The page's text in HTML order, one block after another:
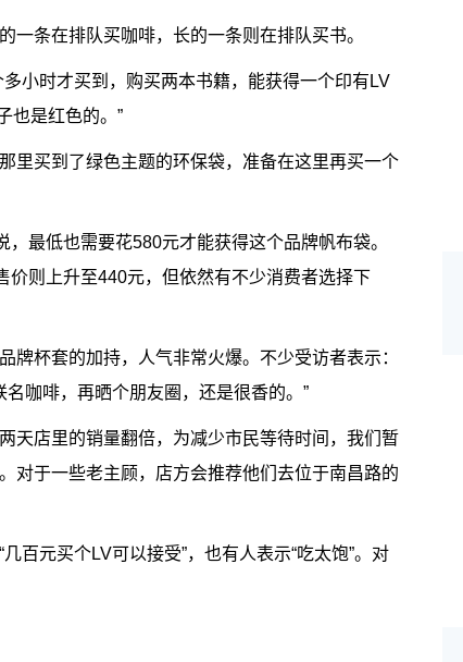
条在排队买咖啡，长的一条则在排队买书。
小时才买到，购买两本书籍，能获得一个印有LV
也是红色的。”
里买到了绿色主题的环保袋，准备在这里再买一个
最低也需要花580元才能获得这个品牌帆布袋。
价则上升至440元，但依然有不少消费者选择下
杯套的加持，人气非常火爆。不少受访者表示：
咖啡，再晒个朋友圈，还是很香的。”
天店里的销量翻倍，为减少市民等待时间，我们暂
对于一些老主顾，店方会推荐他们去位于南昌路的
百元买个LV可以接受”，也有人表示“吃太饱”。对